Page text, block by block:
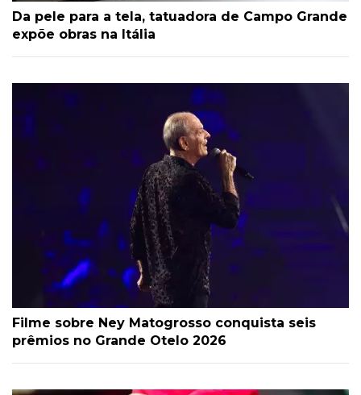
Da pele para a tela, tatuadora de Campo Grande
expõe obras na Itália
Filme sobre Ney Matogrosso conquista seis
prêmios no Grande Otelo 2026